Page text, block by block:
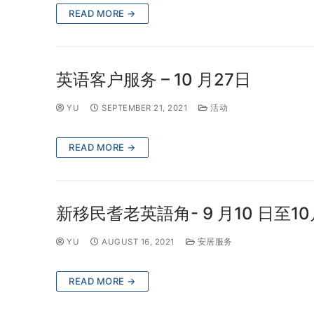
READ MORE →
英语客户服务 – 10 月27日
YU SEPTEMBER 21, 2021 活动
READ MORE →
新移民耆老英語角- 9 月10 日至
YU AUGUST 16, 2021 安居服务
READ MORE →